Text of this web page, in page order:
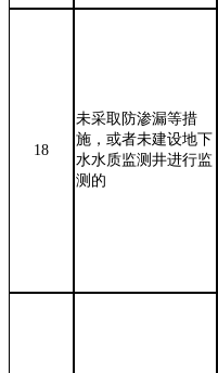
18
未采取防渗漏等措
施，或者未建设地下
水水质监测井进行监
测的